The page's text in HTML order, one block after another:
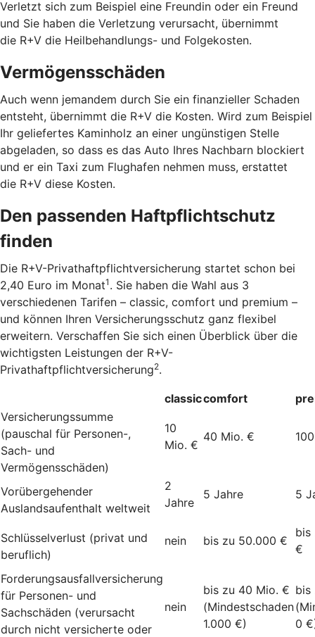
Verletzt sich zum Beispiel eine Freundin oder ein Freund
und Sie haben die Verletzung verursacht, übernimmt
die R+V die Heilbehandlungs- und Folgekosten.
Vermögensschäden
Auch wenn jemandem durch Sie ein finanzieller Schaden
entsteht, übernimmt die R+V die Kosten. Wird zum Beispiel
Ihr geliefertes Kaminholz an einer ungünstigen Stelle
abgeladen, so dass es das Auto Ihres Nachbarn blockiert
und er ein Taxi zum Flughafen nehmen muss, erstattet
die R+V diese Kosten.
Den passenden Haftpflichtschutz
finden
Die R+V-Privathaftpflichtversicherung startet schon bei
2,40 Euro im Monat1 . Sie haben die Wahl aus 3
verschiedenen Tarifen – classic, comfort und premium –
und können Ihren Versicherungsschutz ganz flexibel
erweitern. Verschaffen Sie sich einen Überblick über die
wichtigsten Leistungen der R+V-
Privathaftpflichtversicherung2.
classiccomfort
Versicherungssumme
(pauschal für Personen-,
Sach- und
Vermögensschäden)
10
Mio. €
40 Mio. €
Vorübergehender
Auslandsaufenthalt weltweit
2
Jahre
5 Jahre 5
Schlüsselverlust (privat und
beruflich)
nein bis zu 50.000 €
bis
€
Forderungsausfallversicherung
für Personen- und
Sachschäden (verursacht
durch nicht versicherte oder
nein
bis zu 40 Mio. €
(Mindestschaden
1.000 €)
bis
0